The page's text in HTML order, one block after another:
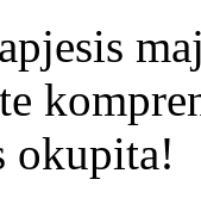
okupita!